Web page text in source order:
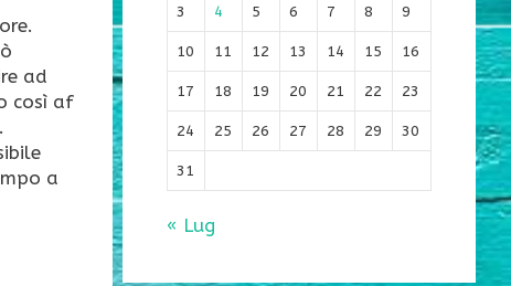
ad
così af
a
3 4 5 6 7 8 9
10 11 12 13 14 15 16
17 18 19 20 21 22 23
24 25 26 27 28 29 30
31
« Lug